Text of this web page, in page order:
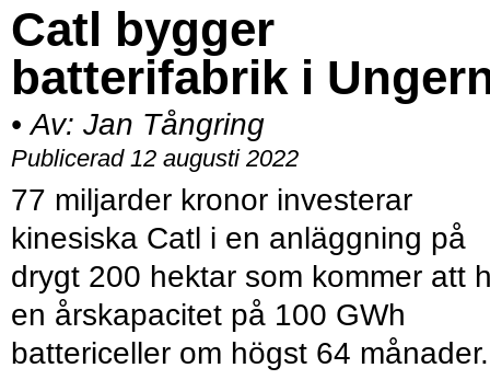
Catl bygger
batterifabrik i
• Av: Jan Tångring
Publicerad 12 augusti 2022
77 miljarder kronor investerar
kinesiska Catl i en anläggning på
drygt 200 hektar som kommer att
en årskapacitet på 100 GWh
battericeller om högst 64 månader.